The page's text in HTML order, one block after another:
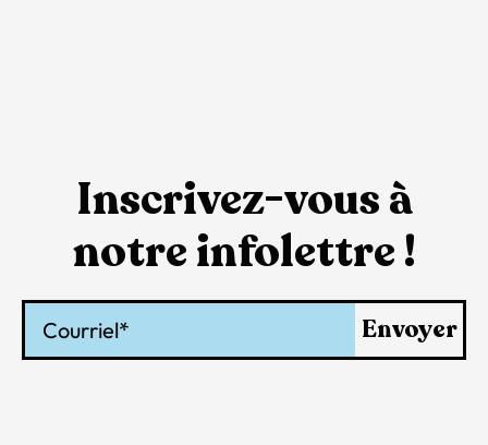
Inscrivez-vous à
notre infolettre !
Envoyer